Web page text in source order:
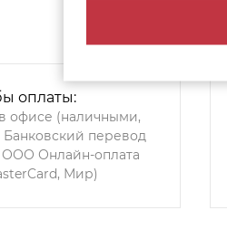
оплаты:
офисе (наличными,
Банковский перевод
Онлайн-оплата
Мир)